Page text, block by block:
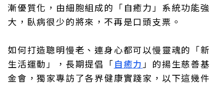
漸優質化，由細胞組成的「自癒力」系統功能強
大，臥病很少的將來，不再是口頭支票。
如何打造聰明慢老、連身心都可以慢靈魂的「新
生活運動」，長期提倡「自癒力 」的揚生慈善基
金會，獨家專訪了各界健康實踐家，以下這幾件